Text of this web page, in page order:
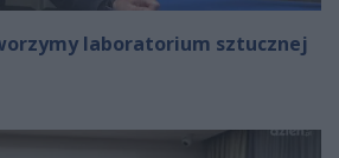
laboratorium sztucznej